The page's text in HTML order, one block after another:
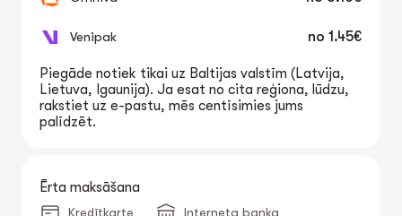
Venipak no 1.45€
Piegāde notiek tikai uz Baltijas valstīm (Latvija,
Lietuva, Igaunija). Ja esat no cita reģiona, lūdzu,
rakstiet uz e-pastu, mēs centīsimies jums
palīdzēt.
Ērta maksāšana
Kredītkarte Interneta banka